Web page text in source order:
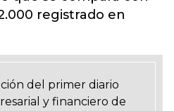
registrado en
del primer diario
y financiero de